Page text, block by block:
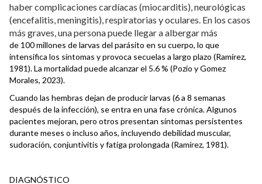
haber complicaciones cardíacas (miocarditis), neurológicas
(encefalitis, meningitis), respiratorias y oculares. En los casos
más graves, una persona puede llegar a albergar más
de 100 millones de larvas del parásito en su cuerpo, lo que
intensifica los síntomas y provoca secuelas a largo plazo (Ramírez,
1981). La mortalidad puede alcanzar el 5.6 % (Pozio y Gomez
Morales, 2023).
Cuando las hembras dejan de producir larvas (6 a 8 semanas
después de la infección), se entra en una fase crónica. Algunos
pacientes mejoran, pero otros presentan síntomas persistentes
durante meses o incluso años, incluyendo debilidad muscular,
sudoración, conjuntivitis y fatiga prolongada (Ramírez, 1981).
DIAGNÓSTICO